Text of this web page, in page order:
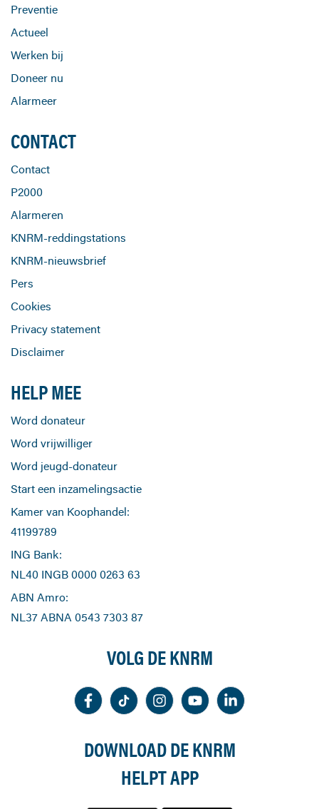
Preventie
Actueel
Werken bij
Doneer nu
Alarmeer
CONTACT
Contact
P2000
Alarmeren
KNRM-reddingstations
KNRM-nieuwsbrief
Pers
Cookies
Privacy statement
Disclaimer
HELP MEE
Word donateur
Word vrijwilliger
Word jeugd-donateur
Start een inzamelingsactie
Kamer van Koophandel:
41199789
ING Bank:
NL40 INGB 0000 0263 63
ABN Amro:
NL37 ABNA 0543 7303 87
VOLG DE KNRM
DOWNLOAD DE KNRM
HELPT APP